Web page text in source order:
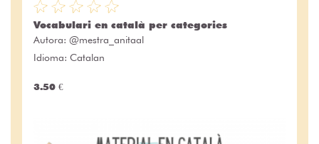
Vocabulari en català per categories
Autora: @mestra_anitaal
Idioma: Catalan
3.50 €